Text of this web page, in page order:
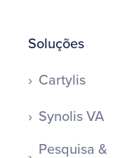
Soluções
Cartylis
Synolis VA
Pesquisa &